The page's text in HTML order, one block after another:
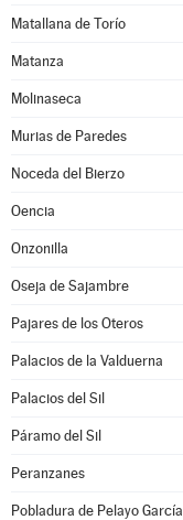
Matallana de Torío
Matanza
Molinaseca
Murias de Paredes
Noceda del Bierzo
Oencia
Onzonilla
Oseja de Sajambre
Pajares de los Oteros
Palacios de la Valduerna
Palacios del Sil
Páramo del Sil
Peranzanes
Pobladura de Pelayo García